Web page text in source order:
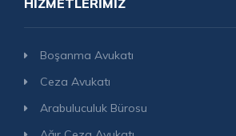
HIZMETLERIMIZ
Boşanma Avukatı
Ceza Avukatı
Arabuluculuk Bürosu